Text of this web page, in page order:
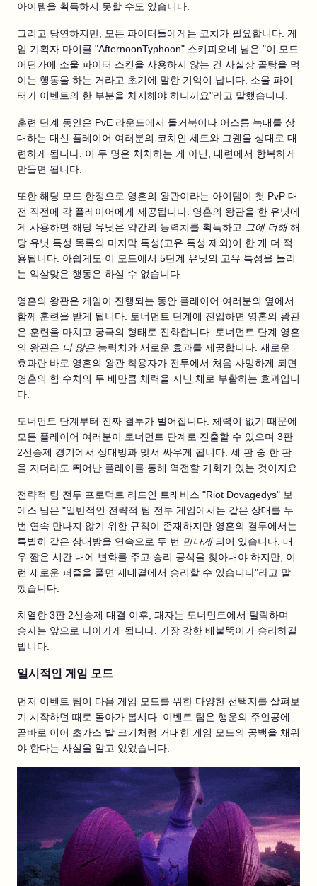
아이템을 획득하지 못할 수도 있습니다.
그리고 당연하지만, 모든 파이터들에게는 코치가 필요합니다. 게
임 기획자 마이클 "AfternoonTyphoon" 스키피오네 님은 "이 모드
어딘가에 소울 파이터 스킨을 사용하지 않는 건 사실상 골탕을 먹
이는 행동을 하는 거라고 초기에 말한 기억이 납니다. 소울 파이
터가 이벤트의 한 부분을 차지해야 하니까요"라고 말했습니다.
훈련 단계 동안은 PvE 라운드에서 돌거북이나 어스름 늑대를 상
대하는 대신 플레이어 여러분의 코치인 세트와 그웬을 상대로 대
련하게 됩니다. 이 두 명은 처치하는 게 아닌, 대련에서 항복하게
만들면 됩니다.
또한 해당 모드 한정으로 영혼의 왕관이라는 아이템이 첫 PvP 대
전 직전에 각 플레이어에게 제공됩니다. 영혼의 왕관을 한 유닛에
게 사용하면 해당 유닛은 약간의 능력치를 획득하고
그에 더해해
당 유닛 특성 목록의 마지막 특성(고유 특성 제외)이 한 개 더 적
용됩니다. 아쉽게도 이 모드에서 5단계 유닛의 고유 특성을 늘리
는 익살맞은 행동은 하실 수 없습니다.
영혼의 왕관은 게임이 진행되는 동안 플레이어 여러분의 옆에서
함께 훈련을 받게 됩니다. 토너먼트 단계에 진입하면 영혼의 왕관
은 훈련을 마치고 궁극의 형태로 진화합니다. 토너먼트 단계 영혼
의 왕관은 더 많은 능력치와 새로운 효과를 제공합니다. 새로운
효과란 바로 영혼의 왕관 착용자가 전투에서 처음 사망하게 되면
영혼의 힘 수치의 두 배만큼 체력을 지닌 채로 부활하는 효과입니
다.
토너먼트 단계부터 진짜 결투가 벌어집니다. 체력이 없기 때문에
모든 플레이어 여러분이 토너먼트 단계로 진출할 수 있으며 3판
2선승제 경기에서 상대방과 맞서 싸우게 됩니다. 세 판 중 한 판
을 지더라도 뛰어난 플레이를 통해 역전할 기회가 있는 것이지요.
전략적 팀 전투 프로덕트 리드인 트래비스 "Riot Dovagedys" 보
에스 님은 "일반적인 전략적 팀 전투 게임에서는 같은 상대를 두
번 연속 만나지 않기 위한 규칙이 존재하지만 영혼의 결투에서는
특별히 같은 상대방을 연속으로 두 번 만나게되어 있습니다. 매
우 짧은 시간 내에 변화를 주고 승리 공식을 찾아내야 하지만, 이
런 새로운 퍼즐을 풀면 재대결에서 승리할 수 있습니다"라고 말
했습니다.
치열한 3판 2선승제 대결 이후, 패자는 토너먼트에서 탈락하며
승자는 앞으로 나아가게 됩니다. 가장 강한 배불뚝이가 승리하길
빕니다.
일시적인 게임 모드
먼저 이벤트 팀이 다음 게임 모드를 위한 다양한 선택지를 살펴보
기 시작하던 때로 돌아가 봅시다. 이벤트 팀은 행운의 주인공에
곧바로 이어 초가스 발 크기처럼 거대한 게임 모드의 공백을 채워
야 한다는 사실을 알고 있었습니다.